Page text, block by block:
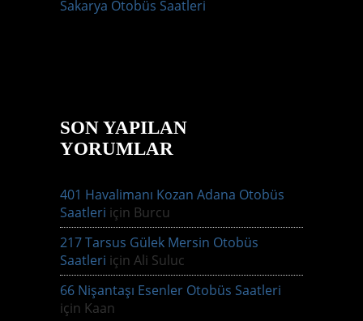
Sakarya Otobüs Saatleri
SON YAPILAN
YORUMLAR
401 Havalimanı Kozan Adana Otobüs
Saatleri için Burcu
217 Tarsus Gülek Mersin Otobüs
Saatleri için Ali Suluc
66 Nişantaşı Esenler Otobüs Saatleri
için Kaan